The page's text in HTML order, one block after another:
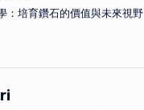
：培育鑽石的價值與未來視野